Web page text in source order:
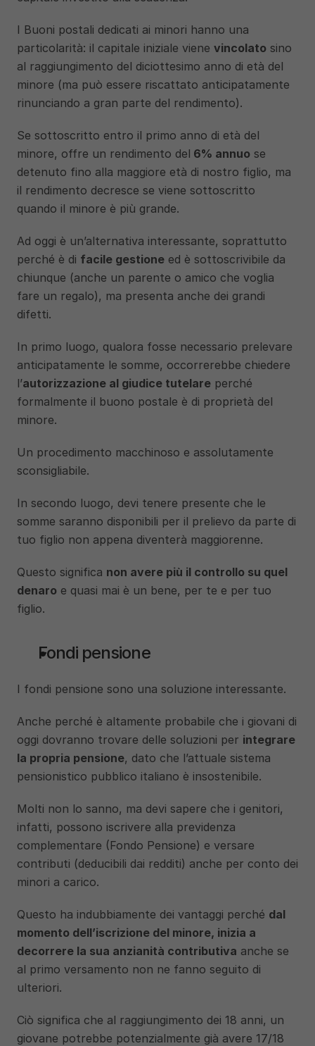
I Buoni postali dedicati ai minori hanno una
particolarità: il capitale iniziale viene vincolato sino
al raggiungimento del diciottesimo anno di età del
minore (ma può essere riscattato anticipatamente
rinunciando a gran parte del rendimento).
Se sottoscritto entro il primo anno di età del
minore, offre un rendimento del 6% annuo se
detenuto fino alla maggiore età di nostro figlio, ma
il rendimento decresce se viene sottoscritto
quando il minore è più grande.
Ad oggi è un’alternativa interessante, soprattutto
perché è di facile gestione ed è sottoscrivibile da
chiunque (anche un parente o amico che voglia
fare un regalo), ma presenta anche dei grandi
difetti.
In primo luogo, qualora fosse necessario prelevare
anticipatamente le somme, occorrerebbe chiedere
l’autorizzazione al giudice tutelare perché
formalmente il buono postale è di proprietà del
minore.
Un procedimento macchinoso e assolutamente
sconsigliabile.
In secondo luogo, devi tenere presente che le
somme saranno disponibili per il prelievo da parte di
tuo figlio non appena diventerà maggiorenne.
Questo significa non avere più il controllo su quel
denaro e quasi mai è un bene, per te e per tuo
figlio.
Fondi pensione
I fondi pensione sono una soluzione interessante.
Anche perché è altamente probabile che i giovani di
oggi dovranno trovare delle soluzioni per integrare
la propria pensione, dato che l’attuale sistema
pensionistico pubblico italiano è insostenibile.
Molti non lo sanno, ma devi sapere che i genitori,
infatti, possono iscrivere alla previdenza
complementare (Fondo Pensione) e versare
contributi (deducibili dai redditi) anche per conto dei
minori a carico.
Questo ha indubbiamente dei vantaggi perché dal
momento dell’iscrizione del minore, inizia a
decorrere la sua anzianità contributiva anche se
al primo versamento non ne fanno seguito di
ulteriori.
Ciò significa che al raggiungimento dei 18 anni, un
giovane potrebbe potenzialmente già avere 17/18